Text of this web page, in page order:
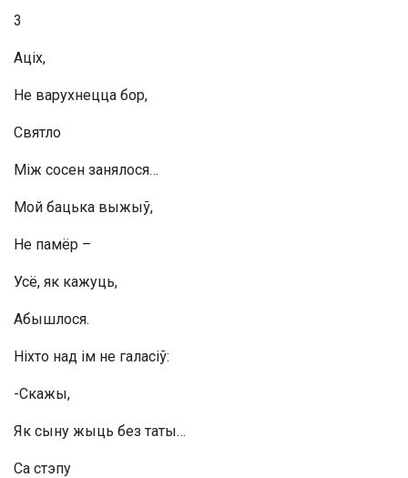
3
Аціх,
Не варухнецца бор,
Святло
Між сосен занялося…
Мой бацька выжыў,
Не памёр –
Усё, як кажуць,
Абышлося.
Ніхто над ім не галасіў:
-Скажы,
Як сыну жыць без таты…
Са стэпу